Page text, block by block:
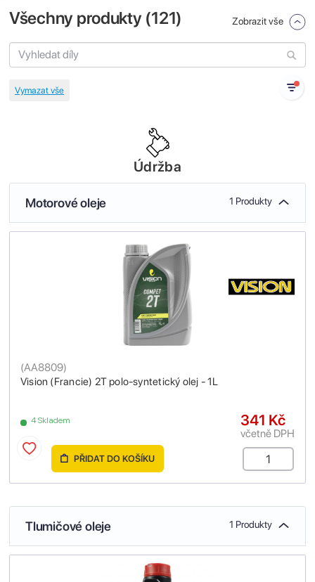
Všechny produkty (121) Zobrazit vše
Údržba
Motorové oleje 1 Produkty
Vision (Francie) 2T polo-syntetický olej - 1L
(AA8809)
4 Skladem 341 Kč
včetně DPH
PŘIDAT DO KOŠÍKU
Tlumičové oleje 1 Produkty